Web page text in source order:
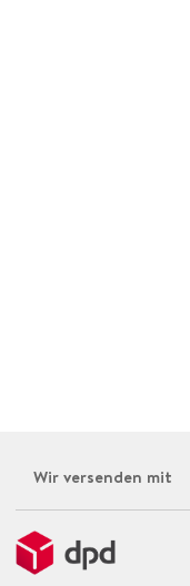
Wir versenden mit